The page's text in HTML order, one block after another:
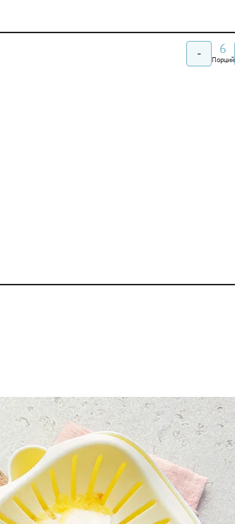
- 6
Порций